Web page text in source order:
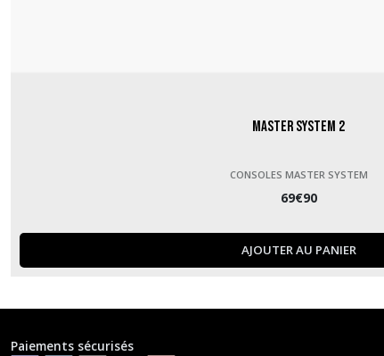
Master System 2
CONSOLES MASTER SYSTEM
69€90
AJOUTER AU PANIER
Paiements sécurisés